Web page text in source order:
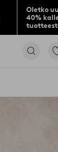
Oletko
40%